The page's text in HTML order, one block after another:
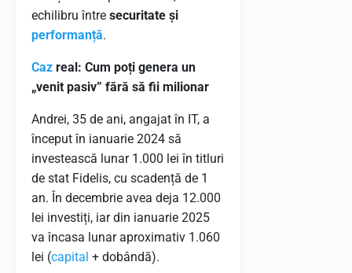
echilibru între securitate și
performanță.
Caz real: Cum poți genera un
„venit pasiv” fără să fii milionar
Andrei, 35 de ani, angajat în IT, a
început în ianuarie 2024 să
investească lunar 1.000 lei în titluri
de stat Fidelis, cu scadență de 1
an. În decembrie avea deja 12.000
lei investiți, iar din ianuarie 2025
va încasa lunar aproximativ 1.060
lei (capital + dobândă).